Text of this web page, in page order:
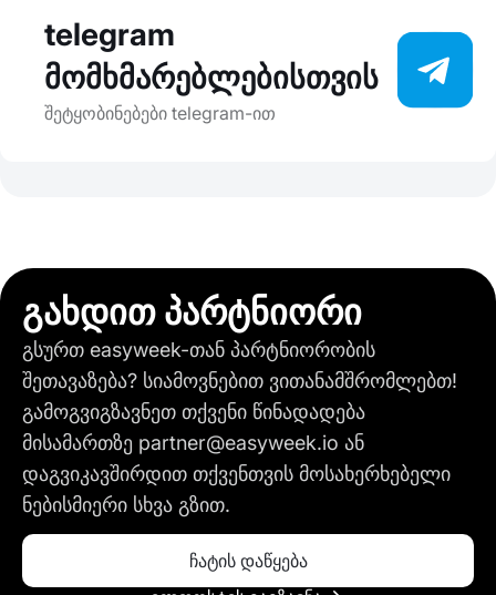
telegram
მომხმარებლებისთვის
შეტყობინებები telegram-ით
გახდით პარტნიორი
გსურთ easyweek-თან პარტნიორობის
შეთავაზება? სიამოვნებით ვითანამშრომლებთ!
გამოგვიგზავნეთ თქვენი წინადადება
მისამართზე partner@easyweek.io ან
დაგვიკავშირდით თქვენთვის მოსახერხებელი
ნებისმიერი სხვა გზით.
ჩატის დაწყება